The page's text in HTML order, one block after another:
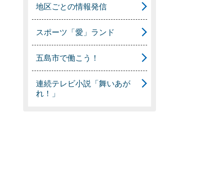
地区ごとの情報発信
スポーツ「愛」ランド
五島市で働こう！
連続テレビ小説「舞いあが
れ！」